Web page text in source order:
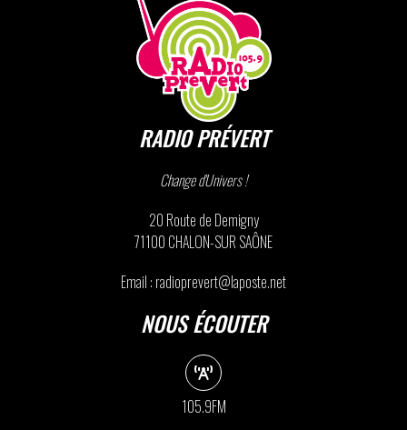
RADIO PRÉVERT
Change d'Univers !
20 Route de Demigny
71100 CHALON-SUR SAÔNE
Email : radioprevert@laposte.net
NOUS ÉCOUTER
105.9FM